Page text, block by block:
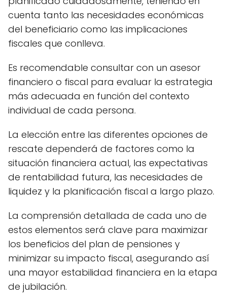
cuenta tanto las necesidades económicas
del beneficiario como las implicaciones
fiscales que conlleva.
Es recomendable consultar con un asesor
financiero o fiscal para evaluar la estrategia
más adecuada en función del contexto
individual de cada persona.
La elección entre las diferentes opciones de
rescate dependerá de factores como la
situación financiera actual, las expectativas
de rentabilidad futura, las necesidades de
liquidez y la planificación fiscal a largo plazo.
La comprensión detallada de cada uno de
estos elementos será clave para maximizar
los beneficios del plan de pensiones y
minimizar su impacto fiscal, asegurando así
una mayor estabilidad financiera en la etapa
de jubilación.